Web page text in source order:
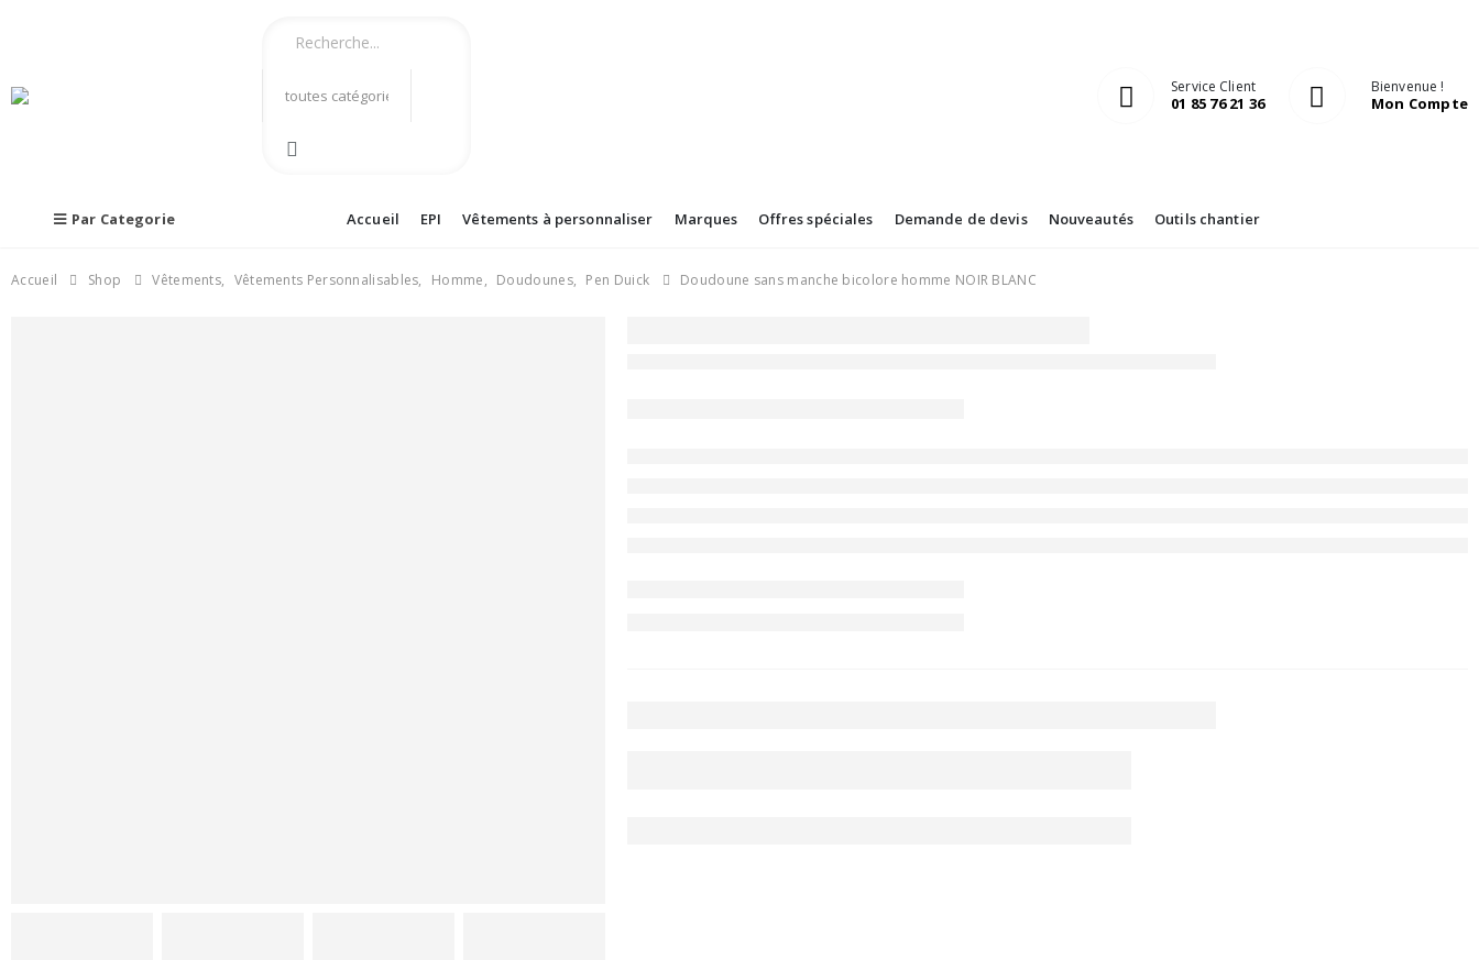
Service Client
01 85 76 21 36
Bienvenue !
Mon Compte
Par Categorie Accueil EPI Vêtements à personnaliser Marques Offres spéciales Demande de devis Nouveautés Outils chantier
Accueil Shop Vêtements, Vêtements Personnalisables, Homme, Doudounes, Pen Duick Doudoune sans manche bicolore homme NOIR BLANC